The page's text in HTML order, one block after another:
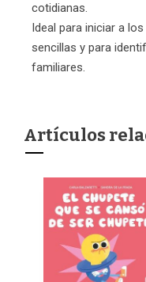
cotidianas.
Ideal para iniciar a
sencillas y para
familiares.
Artículos